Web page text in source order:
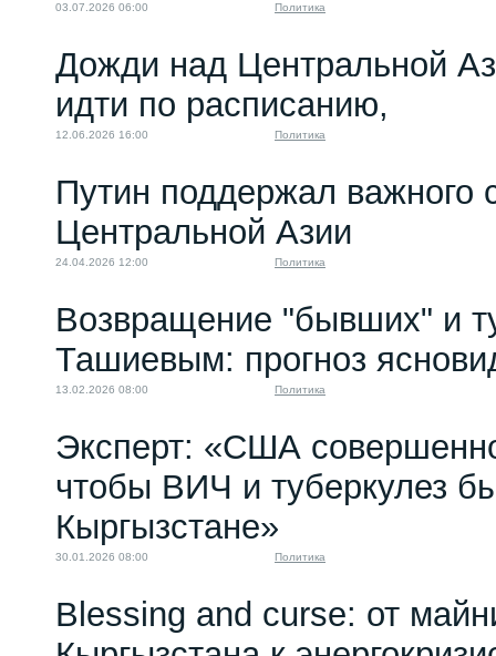
03.07.2026 06:00 Политика
Дожди над Центральной
идти по расписанию,
12.06.2026 16:00 Политика
Путин поддержал важного
Центральной Азии
24.04.2026 12:00 Политика
Возвращение "бывших" и
Ташиевым: прогноз
13.02.2026 08:00 Политика
Эксперт: «США
чтобы ВИЧ и туберкулез
Кыргызстане»
30.01.2026 08:00 Политика
Blessing and curse: от